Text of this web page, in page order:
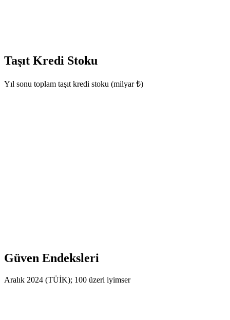
Taşıt Kredi Stoku
Yıl sonu toplam taşıt kredi stoku (milyar ₺)
Güven Endeksleri
Aralık 2024 (TÜİK); 100 üzeri iyimser